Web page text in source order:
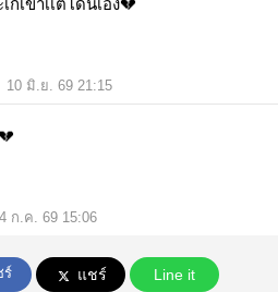
เกเขาเเต่โดนเอง💔
10 มิ.ย. 69 21:15
ก.ค. 69 15:06
ร์ แชร์ Line it